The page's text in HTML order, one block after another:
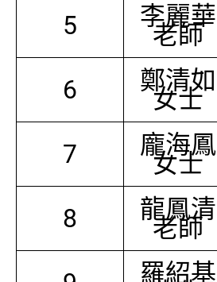
5 李麗華
老師
6 鄭清如
女士
7 龐海鳳
女士
8 龍鳳清
老師
羅紹基